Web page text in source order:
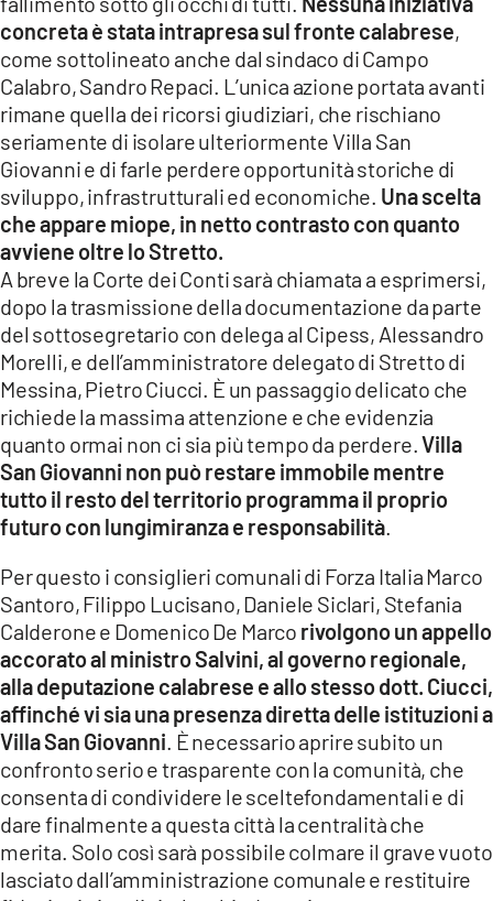
concreta è stata intrapresa sul fronte calabrese,
come sottolineato anche dal sindaco di Campo
Calabro, Sandro Repaci. L’unica azione portata avanti
rimane quella dei ricorsi giudiziari, che rischiano
seriamente di isolare ulteriormente Villa San
Giovanni e di farle perdere opportunità storiche di
sviluppo, infrastrutturali ed economiche. Una scelta
che appare miope, in netto contrasto con quanto
avviene oltre lo Stretto.
A breve la Corte dei Conti sarà chiamata a esprimersi,
dopo la trasmissione della documentazione da parte
del sottosegretario con delega al Cipess, Alessandro
Morelli, e dell’amministratore delegato di Stretto di
Messina, Pietro Ciucci. È un passaggio delicato che
richiede la massima attenzione e che evidenzia
quanto ormai non ci sia più tempo da perdere.Villa
San Giovanni non può restare immobile mentre
tutto il resto del territorio programma il proprio
futuro con lungimiranza e responsabilità
Per questo i consiglieri comunali di Forza Italia Marco
Santoro, Filippo Lucisano, Daniele Siclari, Stefania
Calderone e Domenico De Marco rivolgono un appello
accorato al ministro Salvini, al governo regionale,
alla deputazione calabrese e allo stesso dott. Ciucci,
affinché vi sia una presenza diretta delle istituzioni a
Villa San Giovanni . È necessario aprire subito un
confronto serio e trasparente con la comunità, che
consenta di condividere le sceltefondamentali e di
dare finalmente a questa città la centralità che
merita. Solo così sarà possibile colmare il grave vuoto
lasciato dall’amministrazione comunale e restituire